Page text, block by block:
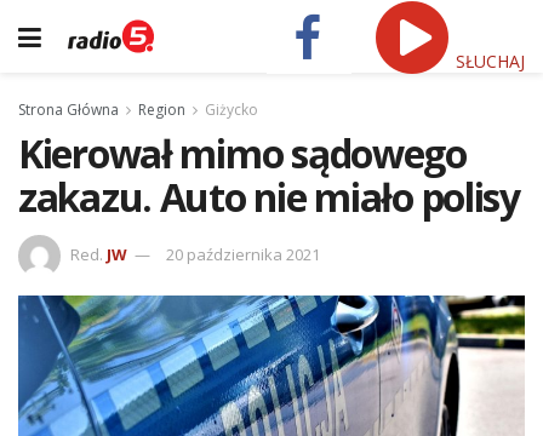
SŁUCHAJ
Strona Główna Region Giżycko
Kierował mimo sądowego
zakazu. Auto nie miało polisy
Red. JW 20 października 2021